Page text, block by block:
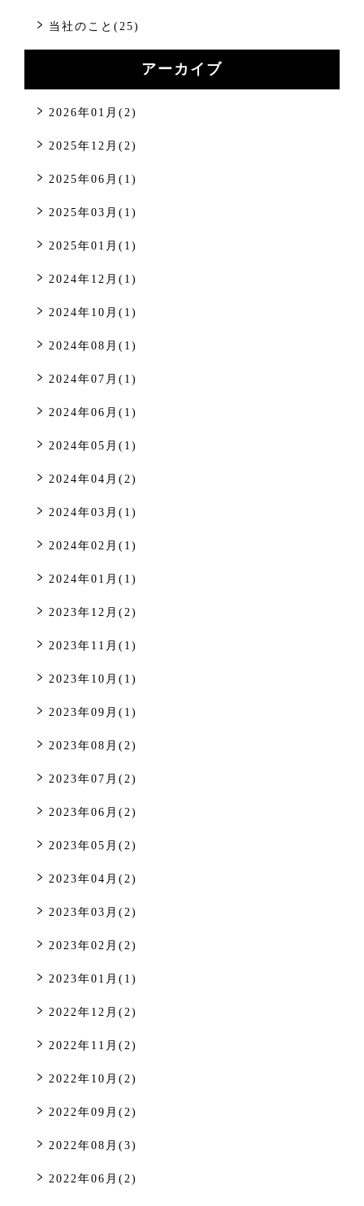
当社のこと(25)
アーカイブ
2026年01月(2)
2025年12月(2)
2025年06月(1)
2025年03月(1)
2025年01月(1)
2024年12月(1)
2024年10月(1)
2024年08月(1)
2024年07月(1)
2024年06月(1)
2024年05月(1)
2024年04月(2)
2024年03月(1)
2024年02月(1)
2024年01月(1)
2023年12月(2)
2023年11月(1)
2023年10月(1)
2023年09月(1)
2023年08月(2)
2023年07月(2)
2023年06月(2)
2023年05月(2)
2023年04月(2)
2023年03月(2)
2023年02月(2)
2023年01月(1)
2022年12月(2)
2022年11月(2)
2022年10月(2)
2022年09月(2)
2022年08月(3)
2022年06月(2)